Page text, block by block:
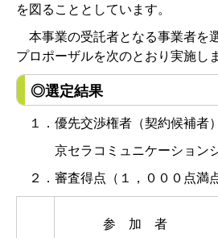
を図ることとしています。
本事業の受託者となる事業者を
プロポーザルを次のとおり実施し
◎選定結果
１．優先交渉権者（契約候補者）
京セラコミュニケーションシ
２．審査得点（１，０００点満
参 加 者